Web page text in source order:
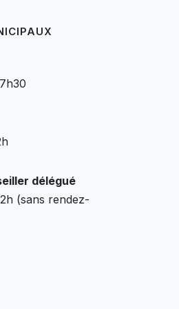
délégué
(sans rendez-